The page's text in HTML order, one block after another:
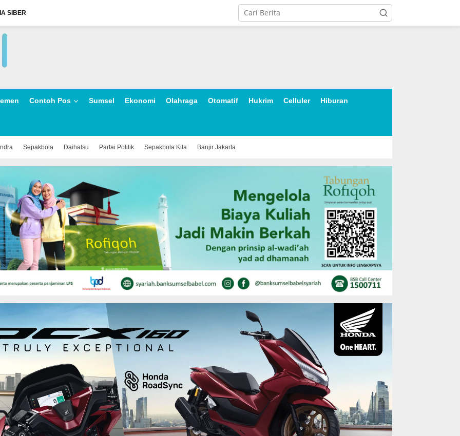
SIBER
Contoh Pos Sumsel Ekonomi Olahraga Otomatif Hukrim Celluler Hiburan
Sepakbola Daihatsu Partai Politik Sepakbola Kita Banjir Jakarta